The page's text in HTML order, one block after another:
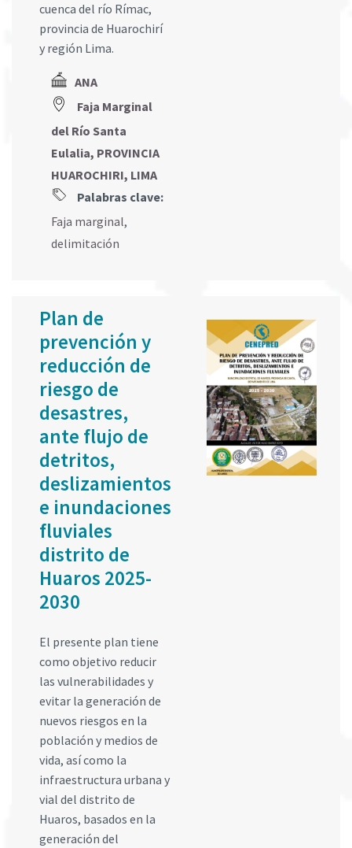
cuenca del río Rímac,
provincia de Huarochirí
y región Lima.
ANA
Faja Marginal
del Río Santa
Eulalia, PROVINCIA
HUAROCHIRI, LIMA
Palabras clave:
Faja marginal,
delimitación
Plan de
prevención y
reducción de
riesgo de
desastres,
ante flujo de
detritos,
deslizamientos
e inundaciones
fluviales
distrito de
Huaros 2025-
2030
El presente plan tiene
como objetivo reducir
las vulnerabilidades y
evitar la generación de
nuevos riesgos en la
población y medios de
vida, así como la
infraestructura urbana y
vial del distrito de
Huaros, basados en la
generación del